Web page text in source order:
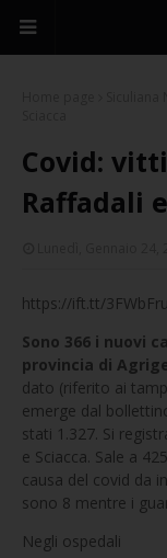
Covid:
Raffadali
https://ift.tt/3FWbFru
Sono 366 i nuovi
provincia di
dato (riferito ai
emerge dal
stati 1.327. Si
e Sciacca. Sale a
causa del covid da
sono 8 mentre i
Negli ospedali